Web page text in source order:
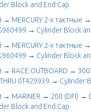
Block and End Cap
→ MERCURY 2-х тактные →
→ Cylinder Block
→ MERCURY 2-х тактные →
→ Cylinder Block
→ RACE OUTBOARD →
0T429939 → Cylinder
→ MARINER → 200 (DFI) →
Block and End Cap